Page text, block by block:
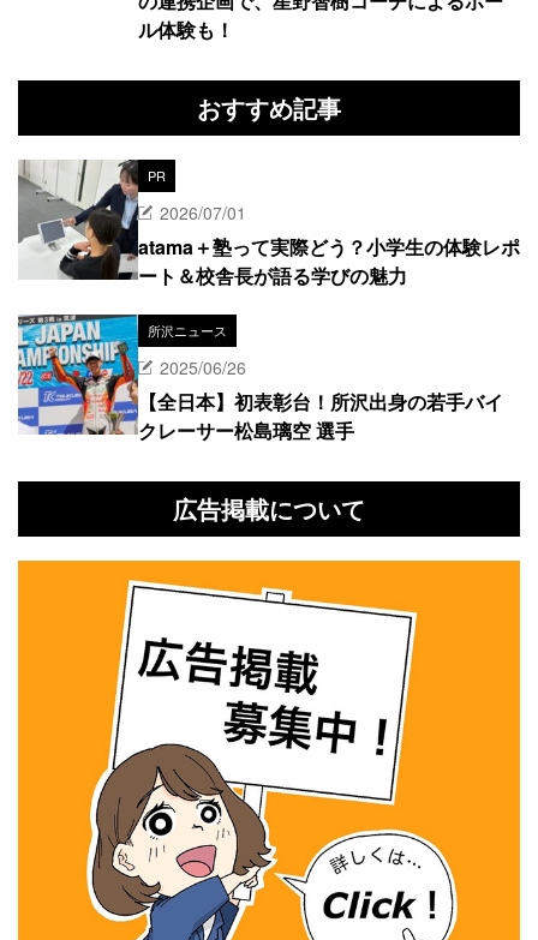
ル体験も！
おすすめ記事
PR
2026/07/01
atama＋塾って実際どう？小学生の体験レポ
ート＆校舎長が語る学びの魅力
所沢ニュース
2025/06/26
【全日本】初表彰台！所沢出身の若手バイ
クレーサー松島璃空 選手
広告掲載について